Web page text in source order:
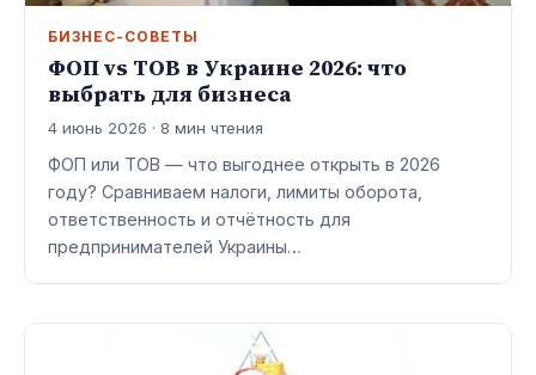
БИЗНЕС-СОВЕТЫ
ФОП vs ТОВ в Украине 2026: что
выбрать для бизнеса
4 июнь 2026 · 8 мин чтения
ФОП или ТОВ — что выгоднее открыть в 2026
году? Сравниваем налоги, лимиты оборота,
ответственность и отчётность для
предпринимателей Украины…